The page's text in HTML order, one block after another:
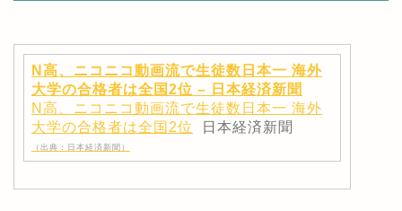
N高、ニコニコ動画流で生徒数日本一 海外
大学の合格者は全国2位 – 日本経済新聞
N高、ニコニコ動画流で生徒数日本一 海外
大学の合格者は全国2位
日本経済新聞
（出典：日本経済新聞）